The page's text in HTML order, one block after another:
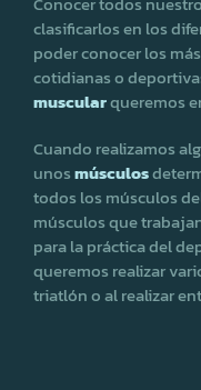
clasificarlos en los
poder conocer los
cotidianas o
muscularqueremos
Cuando realizamos
unosmúsculos
todos los músculos
músculos que
para la práctica del
queremos realizar
triatlón o al realizar